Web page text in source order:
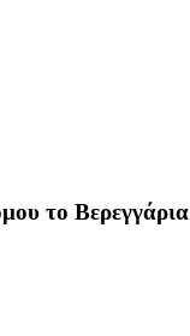
το Βερεγγάρια